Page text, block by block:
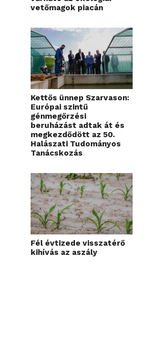
vetőmagok piacán
Kettős ünnep Szarvason:
Európai szintű
génmegőrzési
beruházást adtak át és
megkezdődött az 50.
Halászati Tudományos
Tanácskozás
Fél évtizede visszatérő
kihívás az aszály